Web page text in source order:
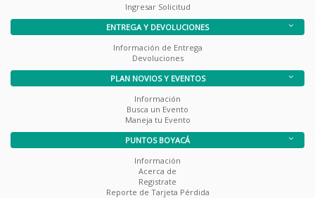
Ingresar Solicitud
ENTREGA Y DEVOLUCIONES
Información de Entrega
Devoluciones
PLAN NOVIOS Y EVENTOS
Información
Busca un Evento
Maneja tu Evento
PUNTOS BOYACÁ
Información
Acerca de
Registrate
Reporte de Tarjeta Pérdida